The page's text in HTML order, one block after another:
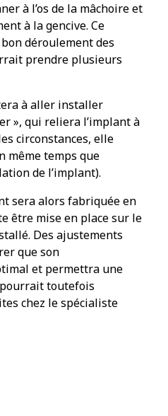
à l’os de la mâchoire et
à la gencive. Ce
déroulement des
prendre plusieurs
à aller installer
», qui reliera l’implant à
circonstances, elle
même temps que
de l’implant).
sera alors fabriquée en
être mise en place sur le
Des ajustements
que son
et permettra une
toutefois
chez le spécialiste